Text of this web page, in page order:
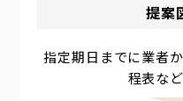
提案
指定期日までに業者
程表な